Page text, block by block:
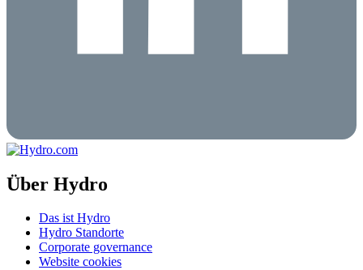
Über Hydro
Das ist Hydro
Hydro Standorte
Corporate governance
Website cookies